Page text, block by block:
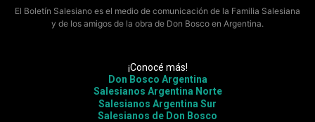
El Boletín Salesiano es el medio de comunicación de la Familia Salesiana
y de los amigos de la obra de Don Bosco en Argentina.
¡Conocé más!
Don Bosco Argentina
Salesianos Argentina Norte
Salesianos Argentina Sur
Salesianos de Don Bosco